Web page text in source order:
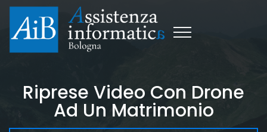
Riprese Video Con Drone
Ad Un Matrimonio